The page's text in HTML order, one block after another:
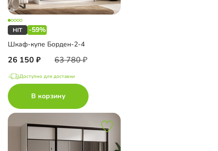
-59%
Шкаф-купе Борден-2-4
26 150 63 780
Доступно для доставки
В корзину